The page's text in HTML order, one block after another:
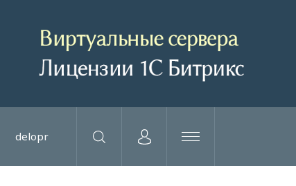
delopr